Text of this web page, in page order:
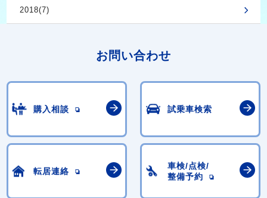
2018(7)
お問い合わせ
購入相談 試乗車検索
転居連絡
車検/点検/
整備予約